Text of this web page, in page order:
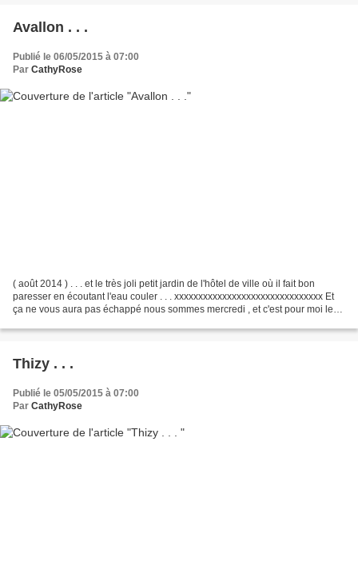
Avallon . . .
Publié le 06/05/2015 à 07:00
Par CathyRose
( août 2014 ) . . . et le très joli petit jardin de l'hôtel de ville où il fait bon
paresser en écoutant l'eau couler . . . xxxxxxxxxxxxxxxxxxxxxxxxxxxxxxx Et
ça ne vous aura pas échappé nous sommes mercredi , et c'est pour moi le
Thizy . . .
Publié le 05/05/2015 à 07:00
Par CathyRose